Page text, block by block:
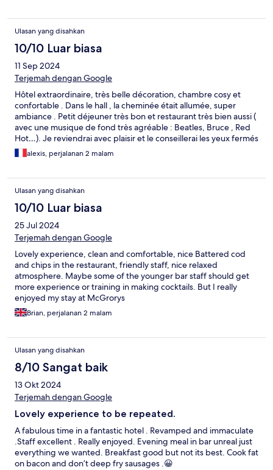
Ulasan yang disahkan
10/10 Luar biasa
11 Sep 2024
Terjemah dengan Google
Hôtel extraordinaire, très belle décoration, chambre cosy et
confortable . Dans le hall , la cheminée était allumée, super
ambiance . Petit déjeuner très bon et restaurant très bien aussi (
avec une musique de fond très agréable : Beatles, Bruce , Red
Hot…). Je reviendrai avec plaisir et le conseillerai les yeux fermés
.
alexis, perjalanan 2 malam
Ulasan yang disahkan
10/10 Luar biasa
25 Jul 2024
Terjemah dengan Google
Lovely experience, clean and comfortable, nice Battered cod
and chips in the restaurant, friendly staff, nice relaxed
atmosphere. Maybe some of the younger bar staff should get
more experience or training in making cocktails. But I really
enjoyed my stay at McGrorys
Brian, perjalanan 2 malam
Ulasan yang disahkan
8/10 Sangat baik
13 Okt 2024
Terjemah dengan Google
Lovely experience to be repeated.
A fabulous time in a fantastic hotel . Revamped and immaculate
.Staff excellent . Really enjoyed. Evening meal in bar unreal just
everything we wanted. Breakfast good but not its best. Cook fat
on bacon and don’t deep fry sausages .😀